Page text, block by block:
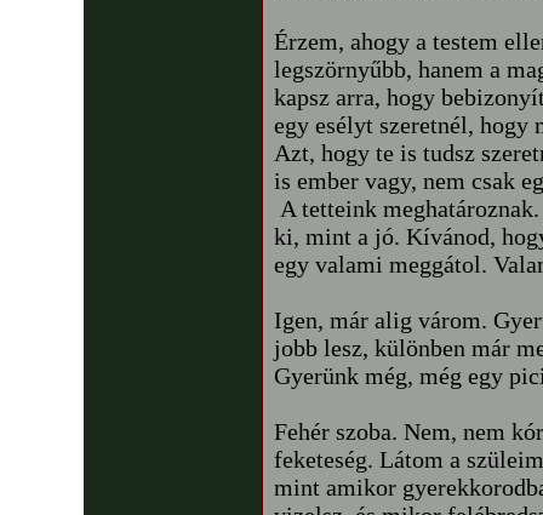
Érzem, ahogy a testem
legszörnyűbb, hanem a
kapsz arra, hogy
egy esélyt szeretnél, hogy
Azt, hogy te is tudsz
is ember vagy, nem csak
A tetteink
ki, mint a jó. Kívánod,
egy valami meggátol.
Igen, már alig várom.
jobb lesz, különben már
Gyerünk még, még egy
Fehér szoba. Nem, nem
feketeség. Látom a
mint amikor